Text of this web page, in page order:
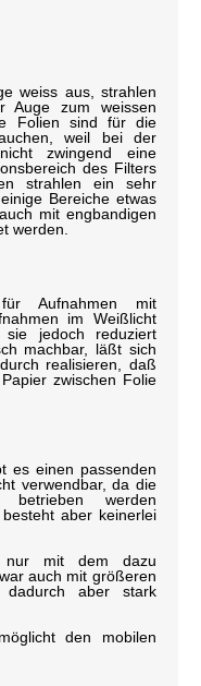
weiss aus, strahlen
zum weissen
Folien sind für die
weil bei der
zwingend eine
des Filters
strahlen ein sehr
Bereiche etwas
mit engbandigen
werden.
Aufnahmen mit
im Weißlicht
jedoch reduziert
machbar, läßt sich
realisieren, daß
zwischen Folie
es einen passenden
verwendbar, da die
betrieben werden
aber keinerlei
nur mit dem dazu
auch mit größeren
dadurch aber stark
den mobilen